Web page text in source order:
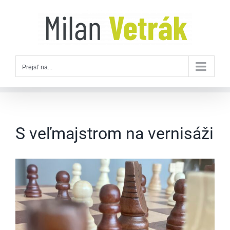
Prejsť na...
S veľmajstrom na vernisáži
Zobraziť
väčší
obrázok